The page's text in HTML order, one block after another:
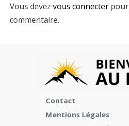
Vous devez vous connecter
commentaire.
Contact
Mentions Légales